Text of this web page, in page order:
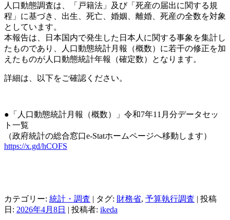
人口動態調査は、「戸籍法」及び「死産の届出に関する規
程」に基づき、出生、死亡、婚姻、離婚、死産の全数を対象
としています。
本報告は、日本国内で発生した日本人に関する事象を集計し
たものであり、人口動態統計月報（概数）に若干の修正を加
えたものが人口動態統計年報（確定数）となります。
詳細は、以下をご確認ください。
●「人口動態統計月報（概数）」令和7年11月分データセッ
ト一覧
（政府統計の総合窓口e-Statホームページへ移動します）
https://x.gd/hCOFS
カテゴリー: 統計・調査 | タグ: 財務省, 予算執行調査 | 投稿
日: 2026年4月8日 | 投稿者: ikeda